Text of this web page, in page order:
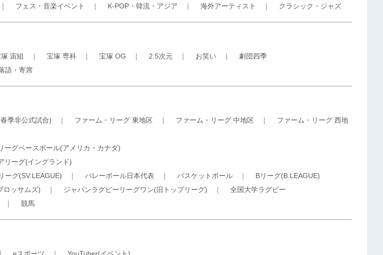
フェス・音楽イベント ｜ K-POP・韓流・アジア ｜ 海外アーティスト ｜ クラシック・ジャズ
宙組 ｜ 宝塚 専科 ｜ 宝塚 OG ｜ 2.5次元 ｜ お笑い ｜ 劇団四季
語・寄席
季非公式試合) ｜ ファーム・リーグ 東地区 ｜ ファーム・リーグ 中地区 ｜ ファーム・リーグ 西地
ーグベースボール(アメリカ・カナダ)
リーグ(イングランド)
ーグ(SV.LEAGUE) ｜ バレーボール日本代表 ｜ バスケットボール ｜ Bリーグ(B.LEAGUE)
ロッサムズ) ｜ ジャパンラグビーリーグワン(旧トップリーグ) ｜ 全国大学ラグビー
｜ 競馬